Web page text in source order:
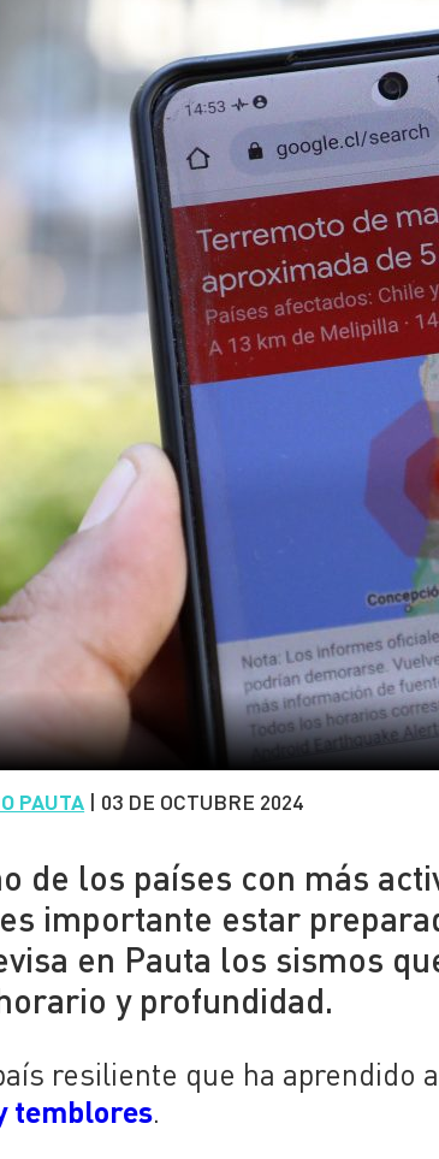
PAUTA | 03 DE OCTUBRE 2024
de los países con más
importante estar
en Pauta los sismos
y profundidad.
resiliente que ha aprendido
temblores.